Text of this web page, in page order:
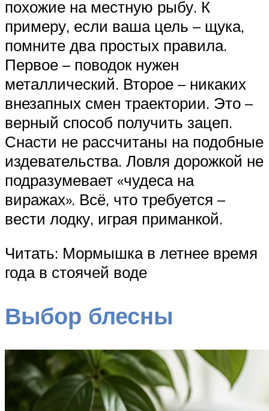
похожие на местную рыбу. К
примеру, если ваша цель – щука,
помните два простых правила.
Первое – поводок нужен
металлический. Второе – никаких
внезапных смен траектории. Это –
верный способ получить зацеп.
Снасти не рассчитаны на подобные
издевательства. Ловля дорожкой не
подразумевает «чудеса на
виражах». Всё, что требуется –
вести лодку, играя приманкой.
Читать: Мормышка в летнее время
года в стоячей воде
Выбор блесны